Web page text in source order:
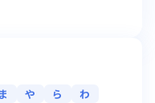
ま や ら
わ